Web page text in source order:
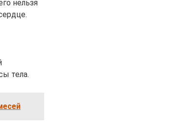
нельзя
тела.